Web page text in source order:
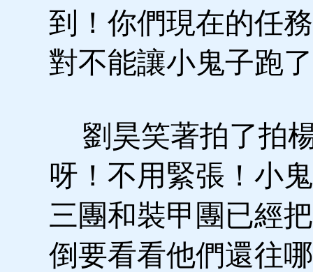
到！你們現在的任
對不能讓小鬼子跑
劉昊笑著拍了拍
呀！不用緊張！小
三團和裝甲團已經
倒要看看他們還往